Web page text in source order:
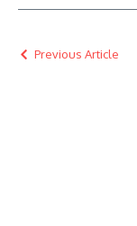
Previous Article